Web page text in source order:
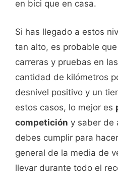
en bici que en casa.
Si has llegado a estos
tan alto, es probable
carreras y pruebas en
cantidad de kilómetros
desnivel positivo y un
estos casos, lo mejor es
competición y saber de
debes cumplir para
general de la media de
llevar durante todo el